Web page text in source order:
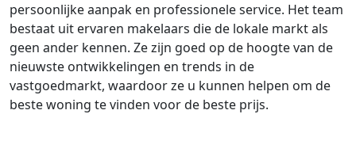
persoonlijke aanpak en professionele service. Het team
bestaat uit ervaren makelaars die de lokale markt als
geen ander kennen. Ze zijn goed op de hoogte van de
nieuwste ontwikkelingen en trends in de
vastgoedmarkt, waardoor ze u kunnen helpen om de
beste woning te vinden voor de beste prijs.